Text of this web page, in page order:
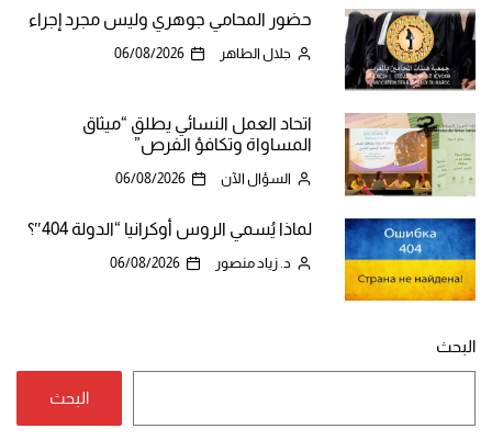
حضور المحامي جوهري وليس مجرد إجراء
جلال الطاهر 06/08/2026
اتحاد العمل النسائي يطلق “ميثاق
المساواة وتكافؤ الفرص”
السؤال الآن 06/08/2026
لماذا يُسمي الروس أوكرانيا “الدولة 404″؟
د. زياد منصور 06/08/2026
البحث
البحث